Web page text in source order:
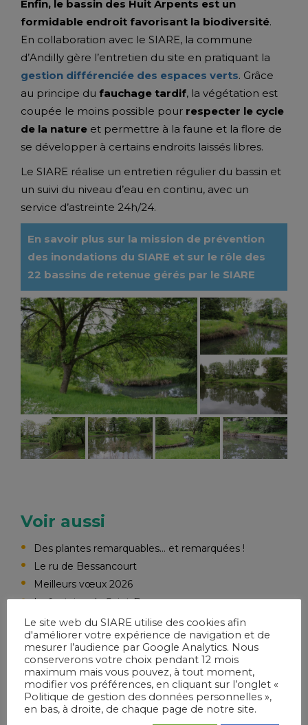
Enfin, le bassin des Huit Arpents est un
formidable endroit favorisant la biodiversité.
En collaboration avec le SIARE, la commune
d’Andilly gère l’entretien du site en pratiquant la
gestion différenciée des espaces verts. Grâce
au principe du fauchage tardif, la végétation est
coupée le moins possible pour respecter le cycle
de la nature et permettre à la faune et la flore de
se développer à certains endroits laissés libres.
Le SIARE réalise un entretien régulier du bassin et
un suivi du niveau d’eau en continu, avec un
service d’astreinte 24h/24.
En savoir plus sur la mission de prévention
des inondations du SIARE et sur le rôle des
22 bassins de retenue gérés par le SIARE
Voir aussi
Des plantes remarquables… et remarquées !
Le ru de Bessancourt
Meilleurs vœux 2026
La fontaine de Saint-Pry
Le ru de Liesse
L’étang du Parc Claude Monet
ACCÈS DIRECT
Le site web du SIARE utilise des cookies afin
d'améliorer votre expérience de navigation et de
mesurer l’audience par Google Analytics. Nous
conserverons votre choix pendant 12 mois
maximum mais vous pouvez, à tout moment,
modifier vos préférences, en cliquant sur l’onglet «
Politique de gestion des données personnelles »,
en bas, à droite, de chaque page de notre site.